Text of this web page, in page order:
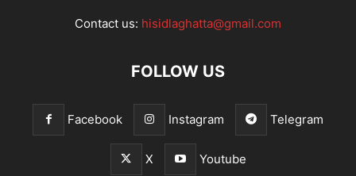
Contact us: hisidlaghatta@gmail.com
FOLLOW US
Facebook Instagram Telegram
X Youtube